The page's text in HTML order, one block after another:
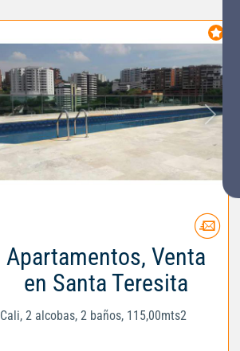
Apartamentos, Venta
en Santa Teresita
Cali, 2 alcobas, 2 baños, 115,00mts2